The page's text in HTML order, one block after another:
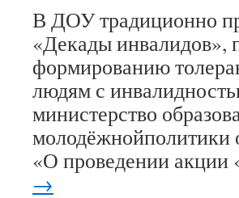
В ДОУ традиционно
«Декады инвалидов»,
формированию
людям с
министерство
«О проведении
→